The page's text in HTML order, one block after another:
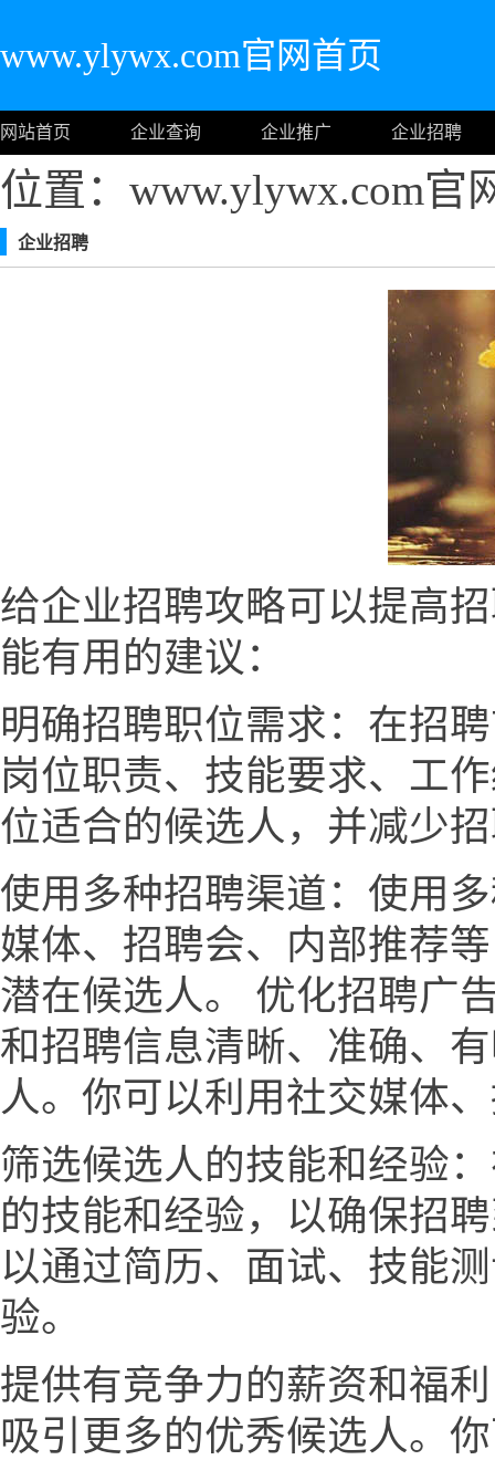
www.ylywx.com官网首页
网站首页 企业查询 企业推广 企业招聘
位置：www.ylywx.com官
企业招聘
给企业招聘攻略可以提高
能有用的建议：
明确招聘职位需求：在招
岗位职责、技能要求、工
位适合的候选人，并减少
使用多种招聘渠道：使用
媒体、招聘会、内部推荐
潜在候选人。 优化招聘广
和招聘信息清晰、准确、
人。你可以利用社交媒体
筛选候选人的技能和经验
的技能和经验，以确保招
以通过简历、面试、技能
验。
提供有竞争力的薪资和福
吸引更多的优秀候选人。